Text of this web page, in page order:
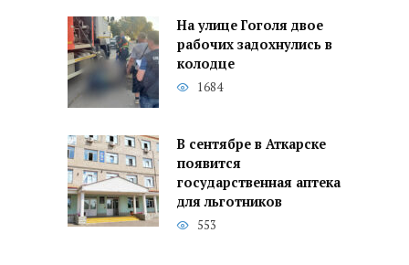
На улице Гоголя двое
рабочих задохнулись в
колодце
1684
В сентябре в Аткарске
появится
государственная аптека
для льготников
553